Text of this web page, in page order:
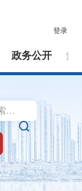
登录
政务公开 解
